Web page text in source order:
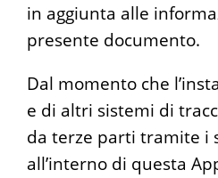
in aggiunta alle
presente documento.
Dal momento che
e di altri sistemi di
da terze parti tramite i
all’interno di questa